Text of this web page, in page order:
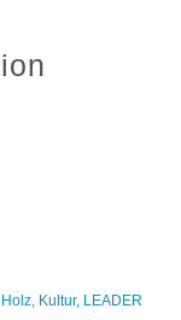
Holz, Kultur, LEADER